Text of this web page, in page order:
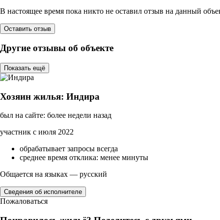
В настоящее время пока никто не оставил отзыв на данный
Оставить отзыв
Другие отзывы об объекте
Показать ещё
Хозяин жилья: Индира
был на сайте: более недели назад
участник с июля 2022
обрабатывает запросы всегда
среднее время отклика: менее минуты
Общается на языках — русский
Сведения об исполнителе
Пожаловаться